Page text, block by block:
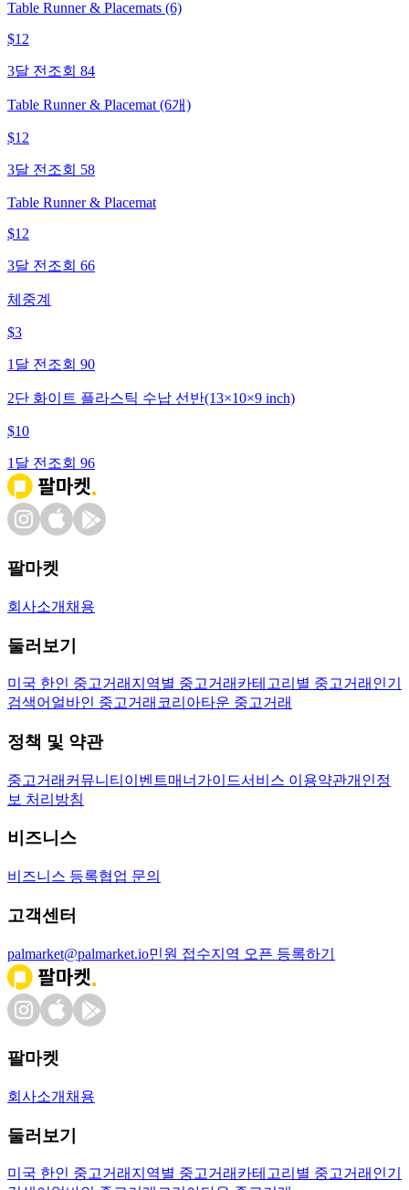
Table Runner & Placemats (6)
$12
3달 전 조회 84
Table Runner & Placemat (6개)
$12
3달 전 조회 58
Table Runner & Placemat
$12
3달 전 조회 66
체중계
$3
1달 전 조회 90
2단 화이트 플라스틱 수납 선반(13×10×9 inch)
$10
1달 전 조회 96
팔마켓
회사소개 채용
둘러보기
미국 한인 중고거래 지역별 중고거래 카테고리별 중고거래 인기
검색어 얼바인 중고거래 코리아타운 중고거래
정책 및 약관
중고거래 커뮤니티 이벤트매너가이드서비스 이용약관개인정
보 처리방침
비즈니스
비즈니스 등록협업 문의
고객센터
palmarket@palmarket.io민원 접수지역 오픈 등록하기
팔마켓
회사소개 채용
둘러보기
미국 한인 중고거래 지역별 중고거래 카테고리별 중고거래 인기